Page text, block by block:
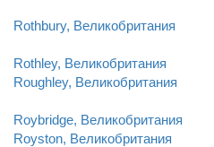
Rothbury, Великобритания
Rothley, Великобритания
Roughley, Великобритания
Roybridge, Великобритания
Royston, Великобритания